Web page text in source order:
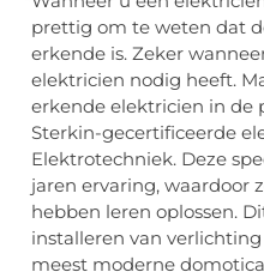
prettig om te weten dat
erkende is. Zeker
elektricien nodig heeft.
erkende elektricien in de
Sterkin-gecertificeerde
Elektrotechniek. Deze
jaren ervaring, waardoor
hebben leren oplossen.
installeren van
meest moderne